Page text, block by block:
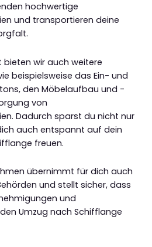
hochwertige
und transportieren deine
wir auch weitere
beispielsweise das Ein- und
den Möbelaufbau und -
von
Dadurch sparst du nicht nur
auch entspannt auf dein
freuen.
übernimmt für dich auch
und stellt sicher, dass
und
Umzug nach Schifflange